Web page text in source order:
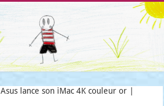
Asus lance son iMac 4K couleur or |